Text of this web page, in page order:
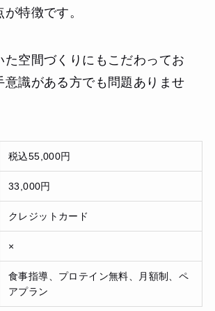
特徴です。
た空間づくりにもこだわってお
意識がある方でも問題ありませ
税込55,000円
33,000円
クレジットカード
×
食事指導、プロテイン無料、月額制、ペ
アプラン